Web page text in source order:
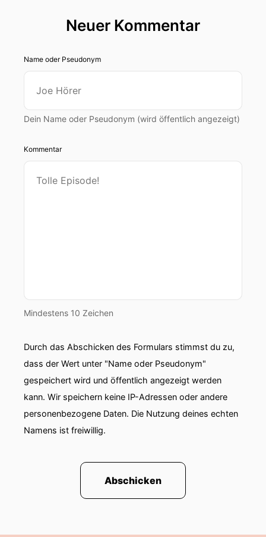
Neuer Kommentar
Name oder Pseudonym
Dein Name oder Pseudonym (wird öffentlich angezeigt)
Kommentar
Mindestens 10 Zeichen
Durch das Abschicken des Formulars stimmst du zu,
dass der Wert unter "Name oder Pseudonym"
gespeichert wird und öffentlich angezeigt werden
kann. Wir speichern keine IP-Adressen oder andere
personenbezogene Daten. Die Nutzung deines echten
Namens ist freiwillig.
Abschicken